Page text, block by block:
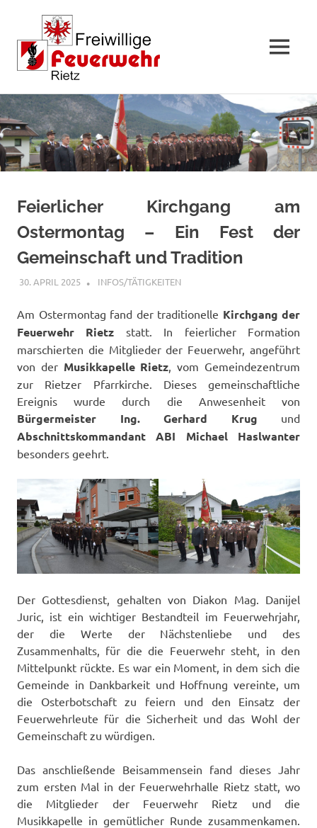
Zum
Inhalt
springen
MENÜ
Feierlicher Kirchgang am
Ostermontag – Ein Fest der
Gemeinschaft und Tradition
30. APRIL 2025 FFWRIETZ
INFOS/TÄTIGKEITEN
Am Ostermontag fand der traditionelle Kirchgang der
Feuerwehr Rietz statt. In feierlicher Formation
marschierten die Mitglieder der Feuerwehr, angeführt
von derMusikkapelle Rietz, vom Gemeindezentrum
zur Rietzer Pfarrkirche. Dieses gemeinschaftliche
Ereignis wurde durch die Anwesenheit von
Bürgermeister Ing. Gerhard Krug und
Abschnittskommandant ABI Michael Haslwanter
besonders geehrt.
Der Gottesdienst, gehalten von Diakon Mag. Danijel
Juric, ist ein wichtiger Bestandteil im Feuerwehrjahr,
der die Werte der Nächstenliebe und des
Zusammenhalts, für die die Feuerwehr steht, in den
Mittelpunkt rückte. Es war ein Moment, in dem sich die
Gemeinde in Dankbarkeit und Hoffnung vereinte, um
die Osterbotschaft zu feiern und den Einsatz der
Feuerwehrleute für die Sicherheit und das Wohl der
Gemeinschaft zu würdigen.
Das anschließende Beisammensein fand dieses Jahr
zum ersten Mal in der Feuerwehrhalle Rietz statt, wo
die Mitglieder der Feuerwehr Rietz und die
Musikkapelle in gemütlicher Runde zusammenkamen.